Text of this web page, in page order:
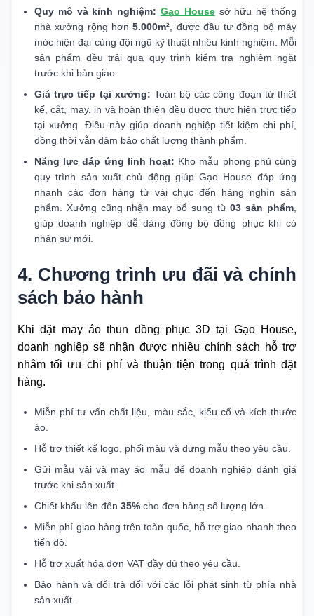
Quy mô và kinh nghiệm: Gạo Housesở hữu hệ thống
nhà xưởng rộng hơn5.000m² , được đầu tư đồng bộ máy
móc hiện đại cùng đội ngũ kỹ thuật nhiều kinh nghiệm. Mỗi
sản phẩm đều trải qua quy trình kiểm tra nghiêm ngặt
trước khi bàn giao.
Giá trực tiếp tại xưởng: Toàn bộ các công đoạn từ thiết
kế, cắt, may, in và hoàn thiện đều được thực hiện trực tiếp
tại xưởng. Điều này giúp doanh nghiệp tiết kiệm chi phí,
đồng thời vẫn đảm bảo chất lượng thành phẩm.
Năng lực đáp ứng linh hoạt: Kho mẫu phong phú cùng
quy trình sản xuất chủ động giúp Gạo House đáp ứng
nhanh các đơn hàng từ vài chục đến hàng nghìn sản
phẩm. Xưởng cũng nhận may bổ sung từ03 sản phẩm
giúp doanh nghiệp dễ dàng đồng bộ đồng phục khi có
nhân sự mới.
4. Chương trình ưu đãi và chính
sách bảo hành
Khi đặt may áo thun đồng phục 3D tại Gạo House,
doanh nghiệp sẽ nhận được nhiều chính sách hỗ trợ
nhằm tối ưu chi phí và thuận tiện trong quá trình đặt
hàng.
Miễn phí tư vấn chất liệu, màu sắc, kiểu cổ và kích thước
áo.
Hỗ trợ thiết kế logo, phối màu và dựng mẫu theo yêu cầu.
Gửi mẫu vải và may áo mẫu để doanh nghiệp đánh giá
trước khi sản xuất.
Chiết khấu lên đến 35% cho đơn hàng số lượng lớn.
Miễn phí giao hàng trên toàn quốc, hỗ trợ giao nhanh theo
tiến độ.
Hỗ trợ xuất hóa đơn VAT đầy đủ theo yêu cầu.
Bảo hành và đổi trả đối với các lỗi phát sinh từ phía nhà
sản xuất.